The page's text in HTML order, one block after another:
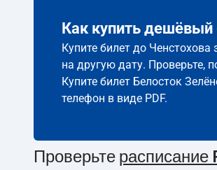
Как купить дешёвый
Купите билет до
на другую дату. Проверьте,
Купите билет Белосток
телефон в виде PDF.
Проверьте расписание